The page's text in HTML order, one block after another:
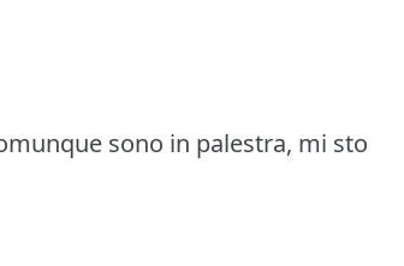
sono in palestra, mi sto